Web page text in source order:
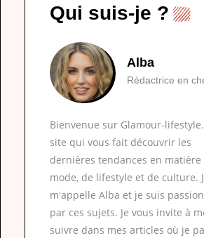
Qui suis-je ?
Alba
Rédactrice en
Bienvenue sur Glamour-
site qui vous fait découvrir les
dernières tendances en matière
mode, de lifestyle et de culture.
m'appelle Alba et je suis
par ces sujets. Je vous invite à
suivre dans mes articles où je